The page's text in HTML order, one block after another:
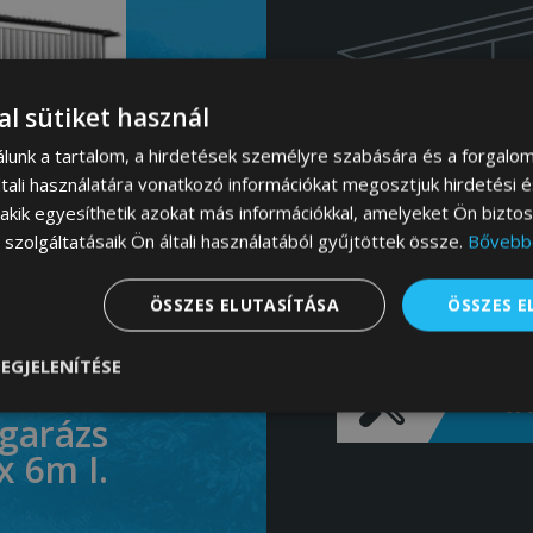
Ft
LUX
sütiket használ
a tartalom, a hirdetések személyre szabására és a
használatára vonatkozó információkat megosztjuk hirdetési
egyesíthetik azokat más információkkal, amelyeket Ön
Ön általi használatából gyűjtöttek össze.
ÖSSZES
ÖSSZES ELUTASÍTÁSA
Teljesítmény Célzás Funkcionalitás